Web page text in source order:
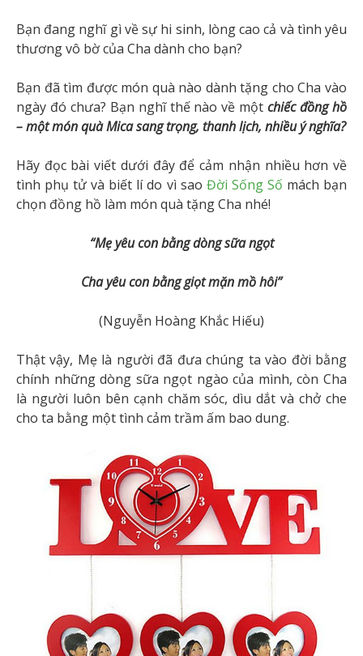
Bạn đang nghĩ gì về sự hi sinh, lòng cao cả và tình yêu
thương vô bờ của Cha dành cho bạn?
Bạn đã tìm được món quà nào dành tặng cho Cha vào
ngày đó chưa? Bạn nghĩ thế nào về mộtchiếc đồng hồ
– một món quà Mica sang trọng, thanh lịch, nhiều ý nghĩa?
Hãy đọc bài viết dưới đây để cảm nhận nhiều hơn về
tình phụ tử và biết lí do vì sao Đời Sống Số mách bạn
chọn đồng hồ làm món quà tặng Cha nhé!
“Mẹ yêu con bằng dòng sữa ngọt
Cha yêu con bằng giọt mặn mồ hôi”
(Nguyễn Hoàng Khắc Hiếu)
Thật vậy, Mẹ là người đã đưa chúng ta vào đời bằng
chính những dòng sữa ngọt ngào của mình, còn Cha
là người luôn bên cạnh chăm sóc, dìu dắt và chở che
cho ta bằng một tình cảm trầm ấm bao dung.